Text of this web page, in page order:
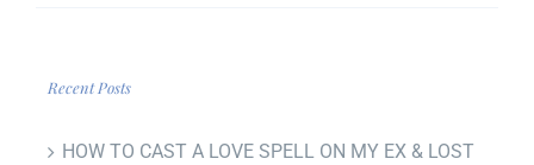
Recent Posts
HOW TO CAST A LOVE SPELL ON MY EX & LOST